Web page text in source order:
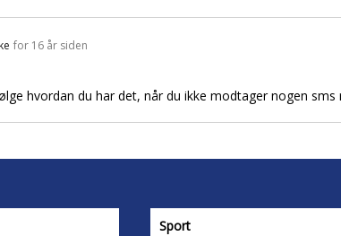
for 16 år siden
hvordan du har det, når du ikke modtager nogen
Sport